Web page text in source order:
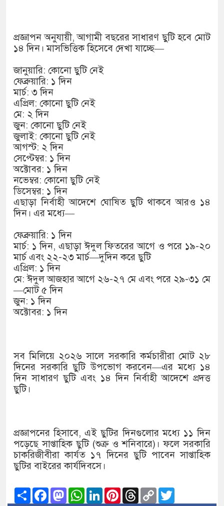
১৫২২ পুলিশ সদস্যকে চাকরিতে
অবশেষে পদত্যাগ করলেন ভারতের
প্রজ্ঞাপন অনুযায়ী, আগামী বছরের সাধারণ ছুটি হবে মোট
১৪ দিন। মাসভিত্তিক হিসেবে দেখা যাচ্ছে—
জানুয়ারি: কোনো ছুটি নেই
ফেব্রুয়ারি: ১ দিন
মার্চ: ৩ দিন
এপ্রিল: কোনো ছুটি নেই
মে: ২ দিন
জুন: কোনো ছুটি নেই
জুলাই: কোনো ছুটি নেই
আগস্ট: ২ দিন
সেপ্টেম্বর: ১ দিন
অক্টোবর: ১ দিন
নভেম্বর: কোনো ছুটি নেই
ডিসেম্বর: ১ দিন
এছাড়া নির্বাহী আদেশে ঘোষিত ছুটি থাকবে আরও ১৪
দিন। এর মধ্যে—
ফেব্রুয়ারি: ১ দিন
মার্চ: ১ দিন, এছাড়া ঈদুল ফিতরের আগে ও পরে ১৯-২০
মার্চ এবং ২২-২৩ মার্চ—দুদিন করে ছুটি
এপ্রিল: ১ দিন
মে: ঈদুল আজহার আগে ২৬-২৭ মে এবং পরে ২৯-৩১ মে
—মোট ৫ দিন
জুন: ১ দিন
অক্টোবর: ১ দিন
সব মিলিয়ে ২০২৬ সালে সরকারি কর্মচারীরা মোট ২৮
দিনের সরকারি ছুটি উপভোগ করবেন—এর মধ্যে ১৪
দিন সাধারণ ছুটি এবং ১৪ দিন নির্বাহী আদেশে প্রদত্ত
ছুটি।
প্রজ্ঞাপনের হিসাবে, এই ছুটির দিনগুলোর মধ্যে ১১ দিন
পড়েছে সাপ্তাহিক ছুটি (শুক্র ও শনিবারে)। ফলে সরকারি
চাকরিজীবীরা কার্যত ১৭ দিনের ছুটি পাবেন সাপ্তাহিক
ছুটির বাইরের কার্যদিবসে।
ShareFacebook
Mastodon
WhatsApp
LinkedInPinterest
Threads
Copy
Link